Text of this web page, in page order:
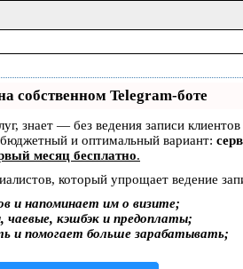
собственном Telegram-боте
знает — без ведения записи
и оптимальный вариант:
месяц бесплатно.
который упрощает ведение
и напоминает им о визите;
чаевые, кэшбэк и предоплаты;
и помогает больше зарабатывать;